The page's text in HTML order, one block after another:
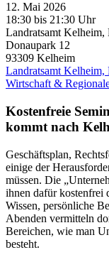
12. Mai 2026
18:30 bis 21:30 Uhr
Landratsamt Kelheim,
Donaupark 12
93309 Kelheim
Landratsamt
Wirtschaft &
Kostenfreie
kommt nach
Geschäftsplan,
einige der
müssen. Die
ihnen dafür kostenfrei
Wissen, persönliche
Abenden vermitteln
Bereichen, wie man
besteht.